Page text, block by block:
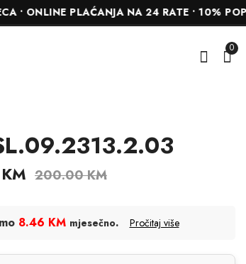
PLAĆANJA NA 24 RATE • 10%
0
Slazenger
SL.09.2313.2.05
Slazenger
SL.09.2496.1.02
KM 200.00KM
8.46 KM mjesečno. Pročitaj više